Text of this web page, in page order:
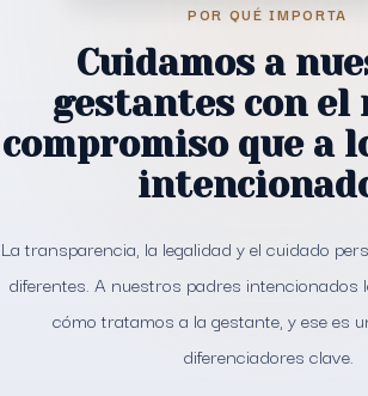
POR QUÉ IMPORTA
Cuidamos a
gestantes con el
compromiso que a
La transparencia, la legalidad y el cuidado
diferentes. A nuestros padres intencionados
cómo tratamos a la gestante, y ese es
diferenciadores clave.